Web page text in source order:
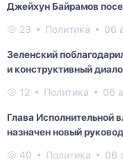
Джейхун Байрамов
23 Политика 06
Зеленский
и конструктивный
12 Политика 06
Глава Исполнительной
назначен новый
40 Политика 06